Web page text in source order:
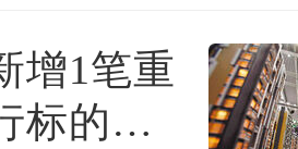
增1笔重
标的金